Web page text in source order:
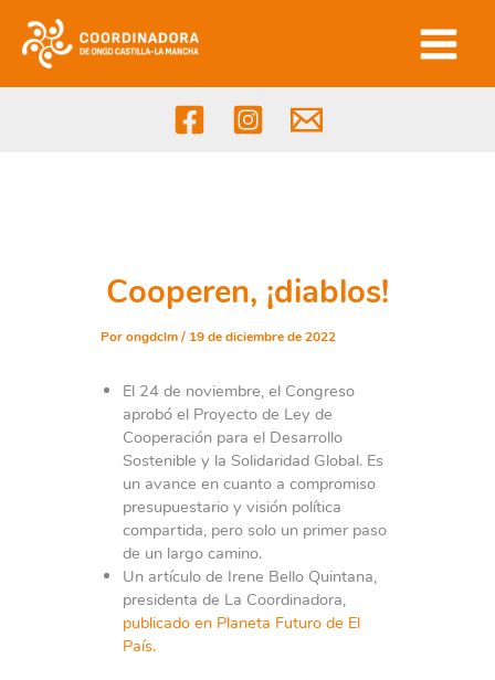
contenido
Cooperen, ¡diablos!
Porongdclm/ 19 de diciembre de 2022
El 24 de noviembre, el Congreso
aprobó el Proyecto de Ley de
Cooperación para el Desarrollo
Sostenible y la Solidaridad Global. Es
un avance en cuanto a compromiso
presupuestario y visión política
compartida, pero solo un primer paso
de un largo camino.
Un artículo de Irene Bello Quintana,
presidenta de La Coordinadora,
publicado en Planeta Futuro de El
País.